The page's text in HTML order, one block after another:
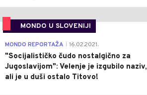
MONDO U SLOVENIJI
MONDO REPORTAŽA 16.02.2021.
"Socijalističko čudo nostalgično za
Jugoslavijom": Velenje je izgubilo naziv,
ali je u duši ostalo Titovo!